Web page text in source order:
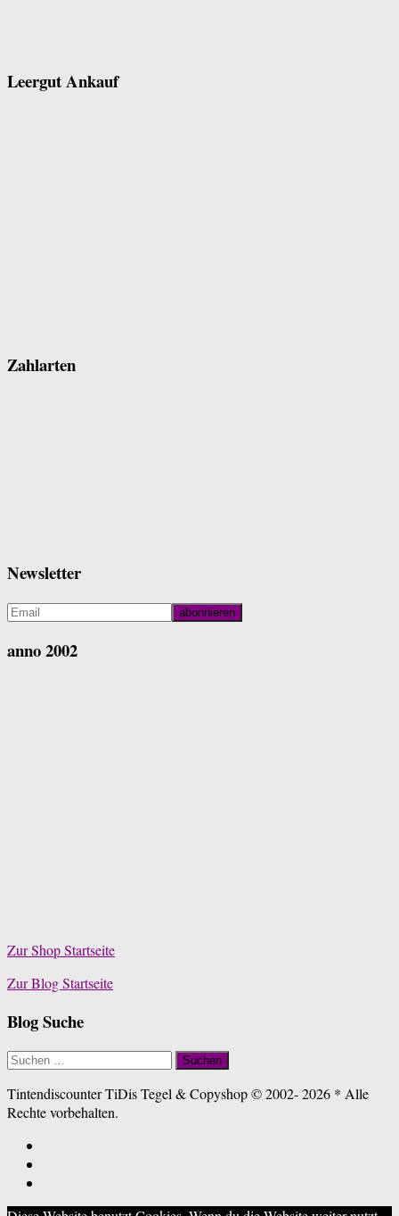
Leergut Ankauf
Zahlarten
Newsletter
anno 2002
Zur Shop Startseite
Zur Blog Startseite
Blog Suche
Suchen
Tintendiscounter TiDis Tegel & Copyshop © 2002- 2026 * Alle
Rechte vorbehalten.